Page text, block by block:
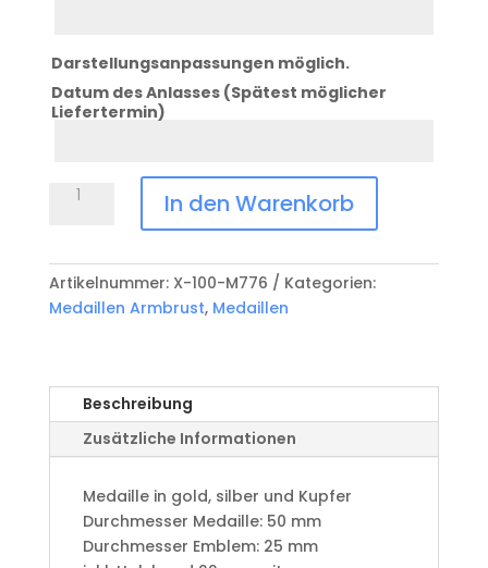
Darstellungsanpassungen möglich.
Datum des Anlasses (Spätest möglicher
Liefertermin)
Medaille
100-
M776
Menge
In den Warenkorb
Artikelnummer: X-100-M776
Kategorien:
Medaillen Armbrust, Medaillen
Beschreibung
Zusätzliche Informationen
Medaille in gold, silber und Kupfer
​Durchmesser Medaille: 50 mm
Durchmesser Emblem: 25 mm